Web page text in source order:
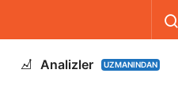
Analizler UZMANINDAN